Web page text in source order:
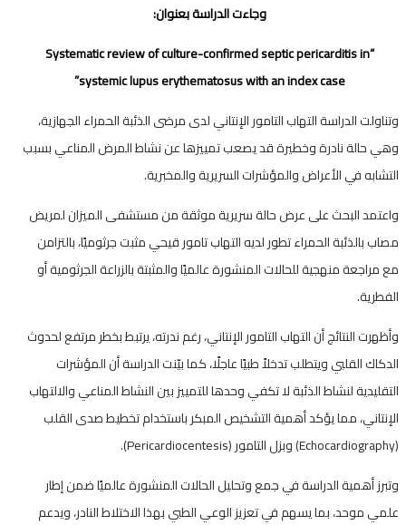
وجاءت الدراسة بعنوان:
“Systematic review of culture-confirmed septic pericarditis in
systemic lupus erythematosus with an index case”
وتناولت الدراسة التهاب التامور الإنتاني لدى مرضى الذئبة الحمراء الجهازية،
وهي حالة نادرة وخطيرة قد يصعب تمييزها عن نشاط المرض المناعي بسبب
التشابه في الأعراض والمؤشرات السريرية والمخبرية.
واعتمد البحث على عرض حالة سريرية موثقة من مستشفى الميزان لمريض
مصاب بالذئبة الحمراء تطور لديه التهاب تامور قيحي مثبت جرثوميًا، بالتزامن
مع مراجعة منهجية للحالات المنشورة عالميًا والمثبتة بالزراعة الجرثومية أو
الفطرية.
وأظهرت النتائج أن التهاب التامور الإنتاني، رغم ندرته، يرتبط بخطر مرتفع لحدوث
الدكاك القلبي ويتطلب تدخلاً طبيًا عاجلًا، كما بيّنت الدراسة أن المؤشرات
التقليدية لنشاط الذئبة لا تكفي وحدها للتمييز بين النشاط المناعي والالتهاب
الإنتاني، مما يؤكد أهمية التشخيص المبكر باستخدام تخطيط صدى القلب
(Echocardiography) وبزل التامور (Pericardiocentesis).
وتبرز أهمية الدراسة في جمع وتحليل الحالات المنشورة عالميًا ضمن إطار
علمي موحد، بما يسهم في تعزيز الوعي الطبي بهذا الاختلاط النادر، ويدعم